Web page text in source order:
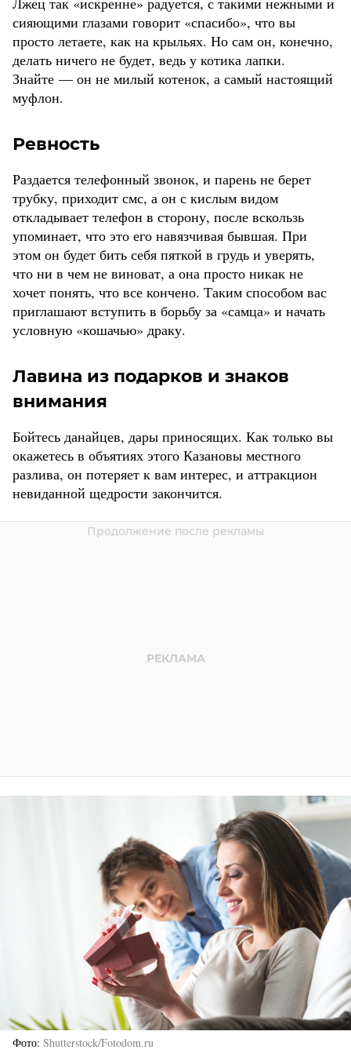
сияющими глазами говорит «спасибо», что вы
просто летаете, как на крыльях. Но сам он, конечно,
делать ничего не будет, ведь у котика лапки.
Знайте — он не милый котенок, а самый настоящий
муфлон.
Ревность
Раздается телефонный звонок, и парень не берет
трубку, приходит смс, а он с кислым видом
откладывает телефон в сторону, после вскользь
упоминает, что это его навязчивая бывшая. При
этом он будет бить себя пяткой в грудь и уверять,
что ни в чем не виноват, а она просто никак не
хочет понять, что все кончено. Таким способом вас
приглашают вступить в борьбу за «самца» и начать
условную «кошачью» драку.
Лавина из подарков и знаков
внимания
Бойтесь данайцев, дары приносящих. Как только вы
окажетесь в объятиях этого Казановы местного
разлива, он потеряет к вам интерес, и аттракцион
невиданной щедрости закончится.
Фото Shutterstock/Fotodom.ru